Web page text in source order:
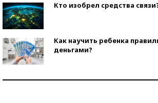
Кто изобрел средства
Как научить ребенка
деньгами?